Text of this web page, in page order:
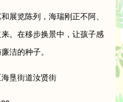
展览陈列，海瑞刚正不阿、
。在移步换景中，让孩子感
洁的种子。
垦街道汝贤街